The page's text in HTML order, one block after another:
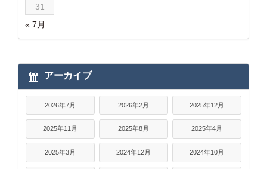
« 7月
31
アーカイブ
2026年7月 2026年2月 2025年12月
2025年11月 2025年8月 2025年4月
2025年3月 2024年12月 2024年10月